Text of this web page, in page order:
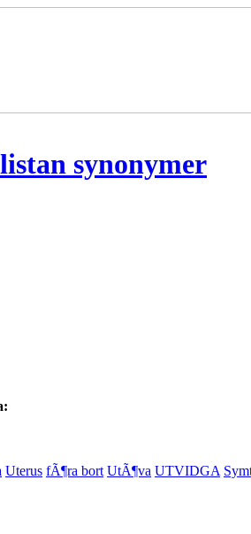
Uterus fÃ¶ra bort UtÃ¶va UTVIDGA